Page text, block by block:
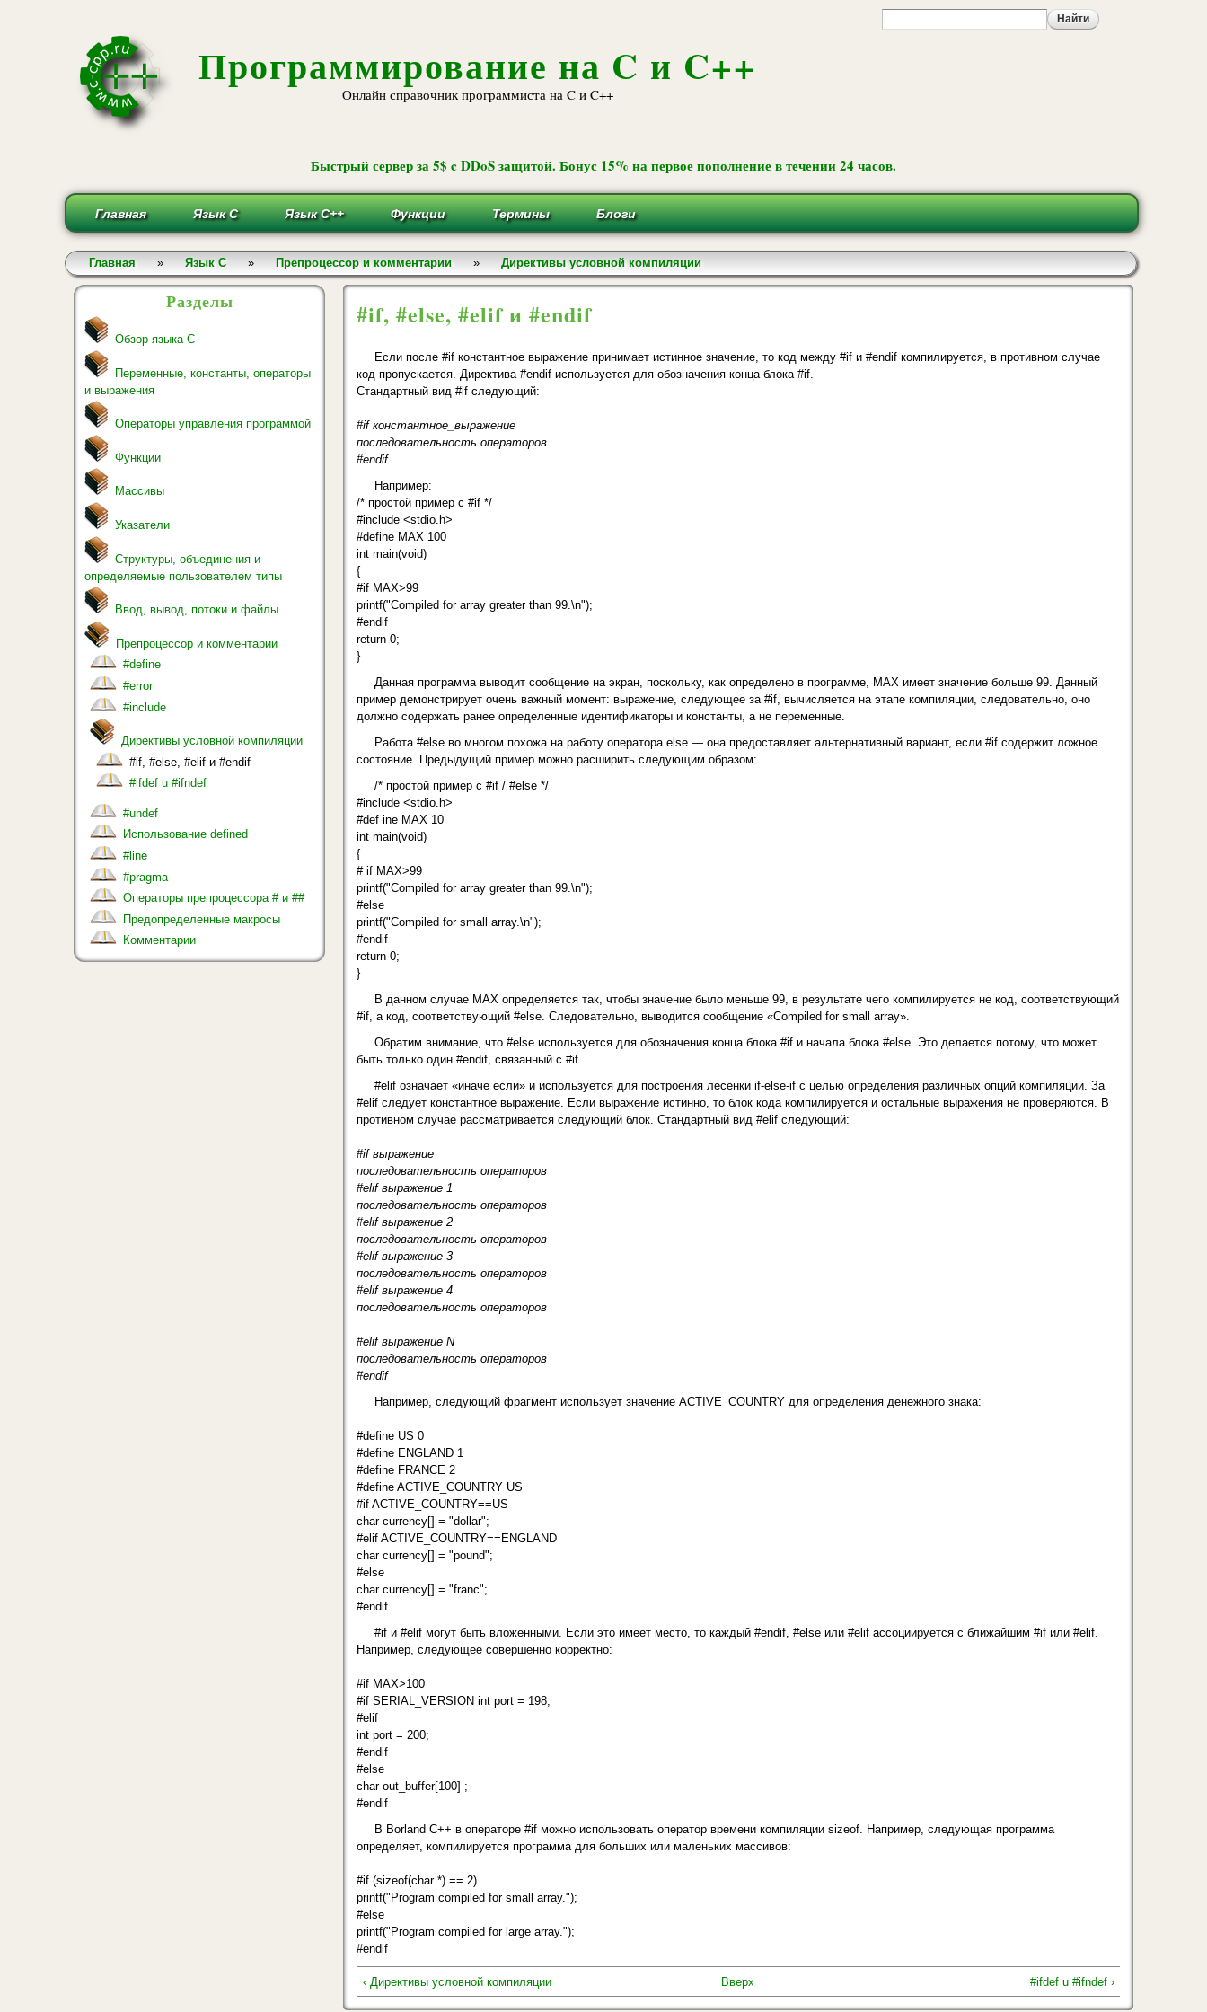
Программирование на C и C++
Онлайн справочник программиста на C и C++
Быстрый сервер за 5$ c DDoS защитой. Бонус 15% на первое пополнение в течении 24 часов.
Главная Язык С Язык С++ Функции Термины Блоги
Вы здесь
Главная » Язык С » Препроцессор и комментарии » Директивы условной компиляции
Разделы
Обзор языка С
Переменные, константы, операторы
и выражения
Операторы управления программой
Функции
Массивы
Указатели
Структуры, объединения и
определяемые пользователем типы
Ввод, вывод, потоки и файлы
Препроцессор и комментарии
#define
#error
#include
Директивы условной компиляции
#if, #else, #elif и #endif
#ifdef u #ifndef
#undef
Использование defined
#line
#pragma
Операторы препроцессора # и ##
Предопределенные макросы
Комментарии
#if, #else, #elif и #endif
Если после #if константное выражение принимает истинное значение, то код между #if и #endif компилируется, в противном случае
код пропускается. Директива #endif используется для обо­значения конца блока #if.
Стандартный вид #if следующий:
#if константное_выражение
последовательность операторов
#endif
Например:
/* простой пример с #if */
#include <stdio.h>
#define MAX 100
int main(void)
{
#if MAX>99
printf("Compiled for array greater than 99.\n");
#endif
return 0;
}
Данная программа выводит сообщение на экран, поскольку, как определено в программе, МАХ имеет значение больше 99. Данный
пример демонстрирует очень важный момент: выражение, следующее зa #if, вычисляется на этапе компиляции, следовательно, оно
должно содержать ранее определенные идентификаторы и константы, а не переменные.
Работа #else во многом похожа на работу оператора else — она предоставляет альтернативный вариант, если #if содержит ложное
состояние. Предыдущий пример можно расширить следую­щим образом:
/* простой пример с #if / #else */
#include <stdio.h>
#def ine MAX 10
int main(void)
{
# if MAX>99
printf("Compiled for array greater than 99.\n");
#else
printf("Compiled for small array.\n");
#endif
return 0;
}
В данном случае MAX определяется так, чтобы значение было меньше 99, в результате чего ком­пилируется не код, соответствующий
#if, а код, соответствующий #else. Следовательно, выводится сообщение «Compiled for small array».
Обратим внимание, что #else используется для обозначения конца блока #if и начала блока #else. Это делается потому, что может
быть только один #endif, связанный c #if.
#elif означает «иначе если» и используется для построения лесенки if-else-if с целью определе­ния различных опций компиляции. За
#elif следует константное выражение. Если выражение истинно, то блок кода компилируется и остальные выражения не проверяются. В
противном слу­чае рассматривается следующий блок. Стандартный вид #elif следующий:
#if выражение
последовательность операторов
#elif выражение 1
последовательность операторов
#elif выражение 2
последовательность операторов
#elif выражение 3
последовательность операторов
#elif выражение 4
последовательность операторов
...
#elif выражение N
последовательность операторов
#endif
Например, следующий фрагмент использует значение ACTIVE_COUNTRY для определения де­нежного знака:
#define US 0
#define ENGLAND 1
#define FRANCE 2
#define ACTIVE_COUNTRY US
#if ACTIVE_COUNTRY==US
char currency[] = "dollar";
#elif ACTIVE_COUNTRY==ENGLAND
char currency[] = "pound";
#else
char currency[] = "franc";
#endif
#if и #elif могут быть вложенными. Если это имеет место, то каждый #endif, #else или #elif ассоциируется с ближайшим #if или #elif.
Например, следующее совершенно корректно:
#if МАХ>100
#if SERIAL_VERSION int port = 198;
#elif
int port = 200;
#endif
#else
char out_buffer[100] ;
#endif
В Borland С++ в операторе #if можно использовать оператор времени компиляции sizeof. На­пример, следующая программа
определяет, компилируется программа для больших или малень­ких массивов:
#if (sizeof(char *) == 2)
printf("Program compiled for small array.");
#else
printf("Program compiled for large array.");
#endif
‹ Директивы условной компиляции Вверх #ifdef u #ifndef ›